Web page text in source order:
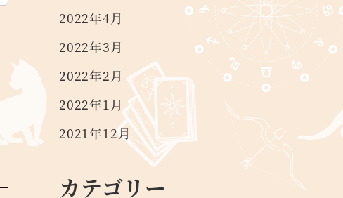
2022年4月
2022年3月
2022年2月
2022年1月
2021年12月
カテゴリー